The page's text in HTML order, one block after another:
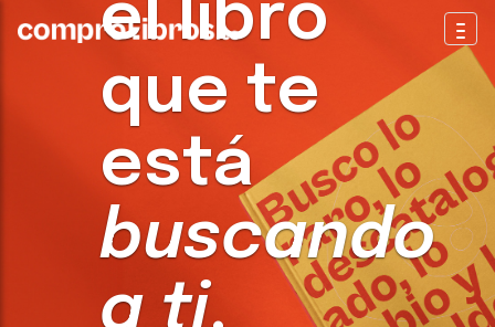
el libro
que te
está
buscando
a ti.